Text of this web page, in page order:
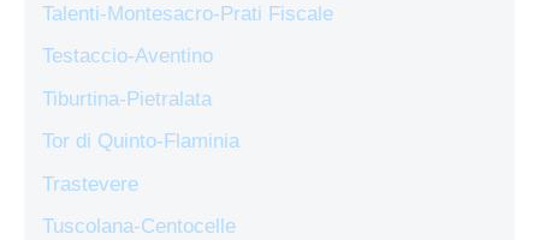
Talenti-Montesacro-Prati Fiscale
Testaccio-Aventino
Tiburtina-Pietralata
Tor di Quinto-Flaminia
Trastevere
Tuscolana-Centocelle